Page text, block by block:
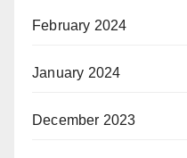
February 2024
January 2024
December 2023